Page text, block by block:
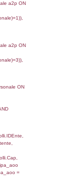
executionMS:
`userlevelid`,
`userlevelid`
as
i ON
LEFT